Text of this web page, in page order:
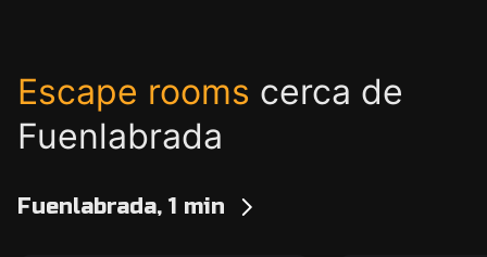
Escape rooms cerca de
Fuenlabrada
Fuenlabrada, 1 min